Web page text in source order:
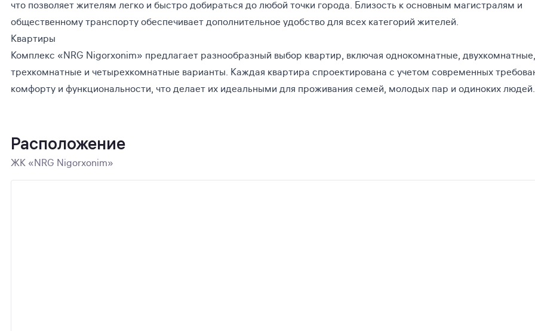
что позволяет жителям легко и быстро добираться до любой точки города. Близость к основным магистралям и
общественному транспорту обеспечивает дополнительное удобство для всех категорий жителей.
Квартиры
Комплекс «NRG Nigorxonim» предлагает разнообразный выбор квартир, включая однокомнатные, двухкомнатные,
трехкомнатные и четырехкомнатные варианты. Каждая квартира спроектирована с учетом современных
комфорту и функциональности, что делает их идеальными для проживания семей, молодых пар и одиноких людей.
Расположение
ЖК «NRG Nigorxonim»